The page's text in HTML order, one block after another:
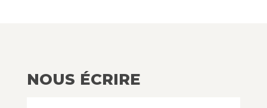
NOUS ÉCRIRE